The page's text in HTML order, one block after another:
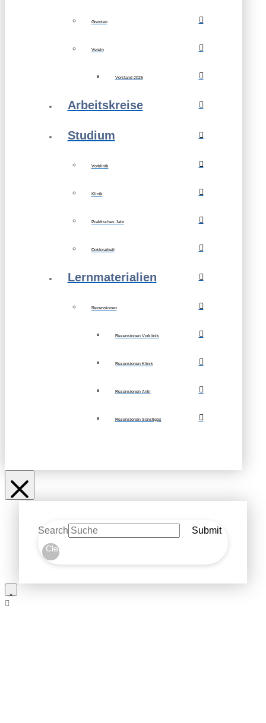
Gremien
Verein
Vorstand 2025
Arbeitskreise
Studium
Vorklinik
Klinik
Praktisches Jahr
Doktorarbeit
Lernmaterialien
Rezensionen
Rezensionen Vorklinik
Rezensionen Klinik
Rezensionen Anki
Rezensionen Sonstiges
Search Submit
Clear